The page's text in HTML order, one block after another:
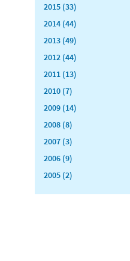
2015 (33)
2014 (44)
2013 (49)
2012 (44)
2011 (13)
2010 (7)
2009 (14)
2008 (8)
2007 (3)
2006 (9)
2005 (2)